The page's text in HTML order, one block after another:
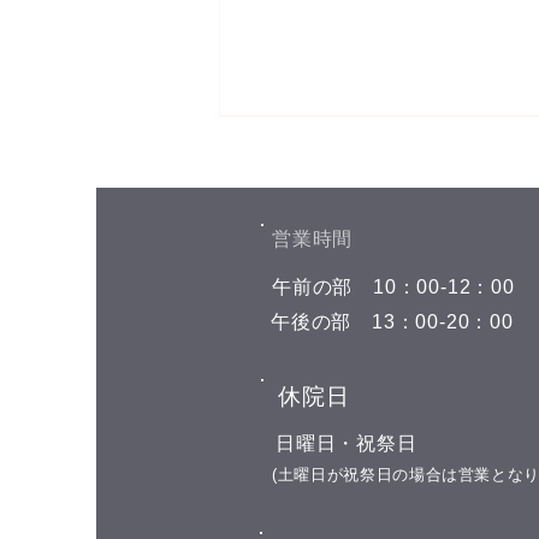
空き状況をお知らせします 8月7
ん 午後の部 空きがありません 8
月8日(土)←今日はここです 午前
空きがありません 8月9日(日) お
休み 8月10日(月) 午前の部 11:00
午後の部 16:00 17:00 18:00 19:00
8月11日(火) 山の日の祝日 お休み
​営業時間
​午前の部 ​10：00-12：00
​午後の部 ​13：00-20：00
​休院日
​日曜日・祝祭日
​(土曜日が祝祭日の場合は営業とな